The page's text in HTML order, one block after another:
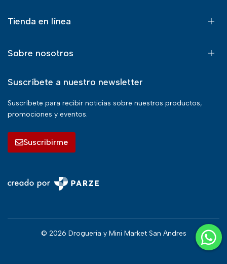
Tienda en línea
Sobre nosotros
Suscríbete a nuestro newsletter
Suscríbete para recibir noticias sobre nuestros productos,
promociones y eventos.
Suscribirme
© 2026 Drogueria y Mini Market San Andres